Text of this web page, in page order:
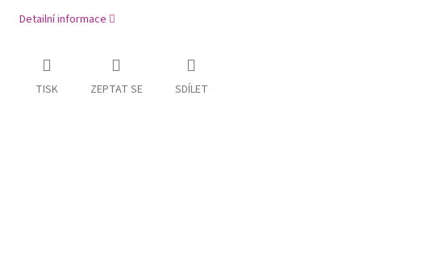
Detailní informace
TISK ZEPTAT SE SDÍLET